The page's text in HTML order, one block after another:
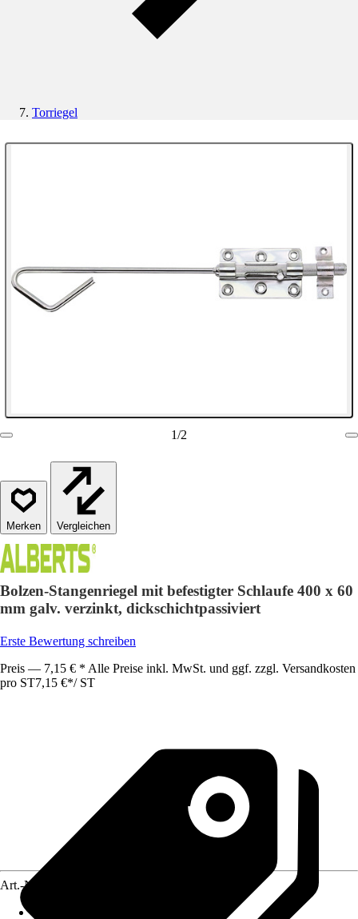
Torriegel
1/2
Vergleichen
Bolzen-Stangenriegel mit befestigter Schlaufe 400 x 60
mm galv. verzinkt, dickschichtpassiviert
Erste Bewertung schreiben
Preis — 7,15 € * Alle Preise inkl. MwSt. und ggf. zzgl. Versandkosten
pro ST7,15 €*/ ST
Art.-Nr.